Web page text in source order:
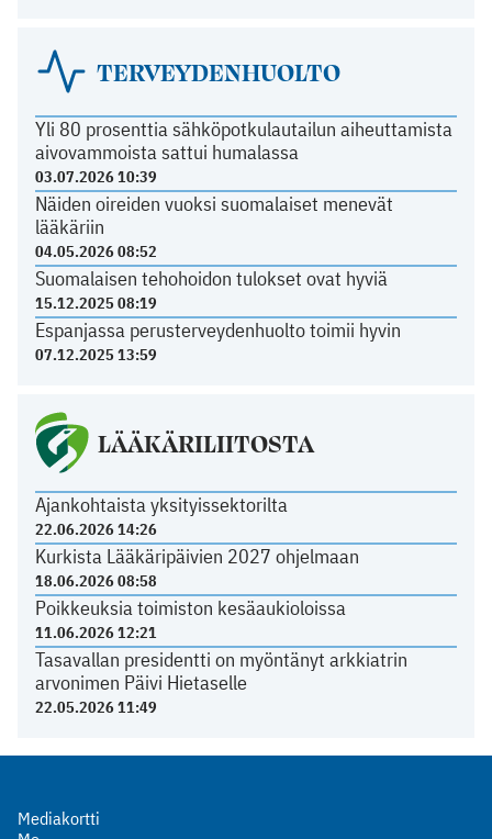
TERVEYDENHUOLTO
Yli 80 prosenttia sähköpotkulautailun aiheuttamista
aivovammoista sattui humalassa
03.07.2026 10:39
Näiden oireiden vuoksi suomalaiset menevät
lääkäriin
04.05.2026 08:52
Suomalaisen tehohoidon tulokset ovat hyviä
15.12.2025 08:19
Espanjassa perusterveydenhuolto toimii hyvin
07.12.2025 13:59
LÄÄKÄRILIITOSTA
Ajankohtaista yksityissektorilta
22.06.2026 14:26
Kurkista Lääkäripäivien 2027 ohjelmaan
18.06.2026 08:58
Poikkeuksia toimiston kesäaukioloissa
11.06.2026 12:21
Tasavallan presidentti on myöntänyt arkkiatrin
arvonimen Päivi Hietaselle
22.05.2026 11:49
Mediakortti